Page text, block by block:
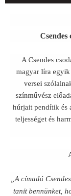
A Csendes
magyar líra
versei
színművész
húrjait pendítik és
teljességet és
„A címadó
tanít bennünket,